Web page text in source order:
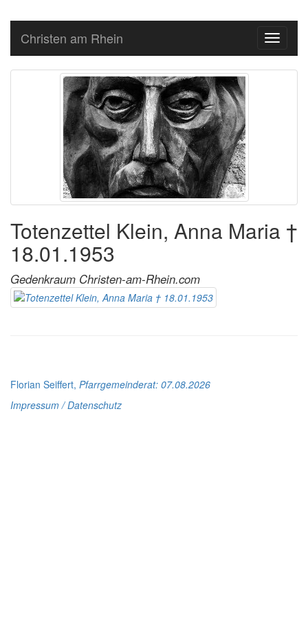
Toggle
Christen am Rhein
Totenzettel Klein, Anna Maria †
18.01.1953
Gedenkraum Christen-am-Rhein.com
Florian Seiffert, Pfarrgemeinderat: 07.08.2026
Impressum / Datenschutz